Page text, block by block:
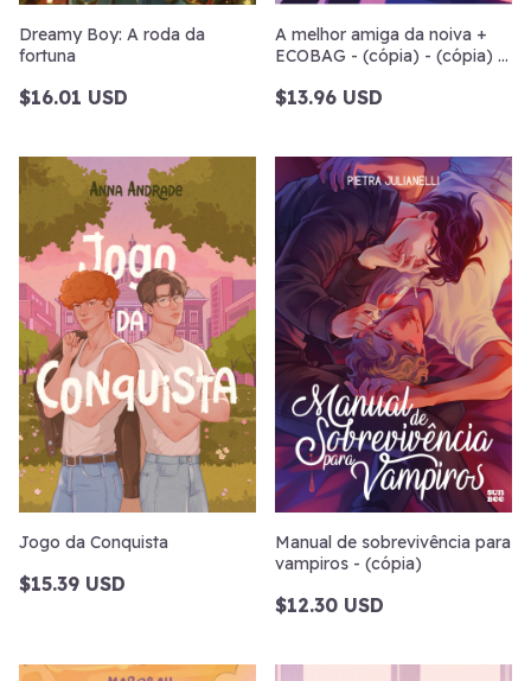
Dreamy Boy: A roda da
fortuna
$16.01 USD
A melhor amiga da noiva +
ECOBAG - (cópia) - (cópia) -
$13.96 USD
Jogo da Conquista
$15.39 USD
Manual de sobrevivência para
vampiros - (cópia)
$12.30 USD